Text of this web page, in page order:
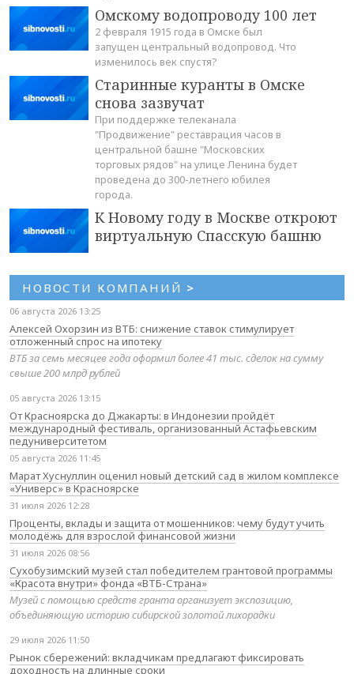
Омскому водопроводу 100 лет
2 февраля 1915 года в Омске был
запущен центральный водопровод. Что
изменилось век спустя?
Старинные куранты в Омске
снова зазвучат
При поддержке телеканала
"Продвижение" реставрация часов в
центральной башне "Московских
торговых рядов" на улице Ленина будет
проведена до 300-летнего юбилея
города.
К Новому году в Москве откроют
виртуальную Спасскую башню
НОВОСТИ КОМПАНИЙ >
06 августа 2026 13:25
Алексей Охорзин из ВТБ: снижение ставок стимулирует
отложенный спрос на ипотеку
ВТБ за семь месяцев года оформил более 41 тыс. сделок на сумму
свыше 200 млрд рублей
05 августа 2026 13:15
От Красноярска до Джакарты: в Индонезии пройдёт
международный фестиваль, организованный Астафьевским
педуниверситетом
05 августа 2026 11:45
Марат Хуснуллин оценил новый детский сад в жилом комплексе
«Универс» в Красноярске
31 июля 2026 12:28
Проценты, вклады и защита от мошенников: чему будут учить
молодёжь для взрослой финансовой жизни
31 июля 2026 08:56
Сухобузимский музей стал победителем грантовой программы
«Красота внутри» фонда «ВТБ-Страна»
Музей с помощью средств гранта организует экспозицию,
объединяющую историю сибирской золотой лихорадки
29 июля 2026 11:50
Рынок сбережений: вкладчикам предлагают фиксировать
доходность на длинные сроки